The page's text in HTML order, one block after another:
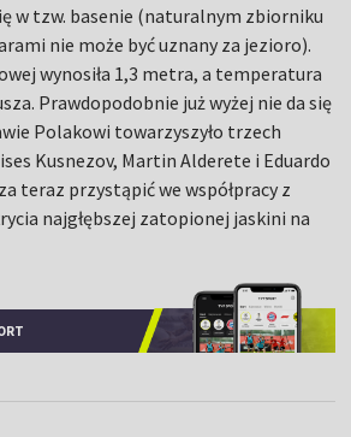
w tzw. basenie (naturalnym zbiorniku
nie może być uznany za jezioro).
wynosiła 1,3 metra, a temperatura
Prawdopodobnie już wyżej nie da się
Polakowi towarzyszyło trzech
Kusnezov, Martin Alderete i Eduardo
teraz przystąpić we współpracy z
najgłębszej zatopionej jaskini na